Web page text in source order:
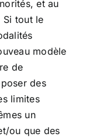
et au
Si tout le
modèle
de
des
limites
un
ou que des